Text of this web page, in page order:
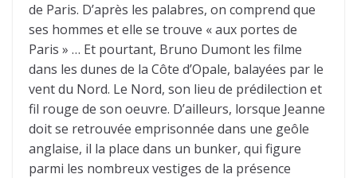
de Paris. D’après les palabres, on comprend que
ses hommes et elle se trouve « aux portes de
Paris » … Et pourtant, Bruno Dumont les filme
dans les dunes de la Côte d’Opale, balayées par le
vent du Nord. Le Nord, son lieu de prédilection et
fil rouge de son oeuvre. D’ailleurs, lorsque Jeanne
doit se retrouvée emprisonnée dans une geôle
anglaise, il la place dans un bunker, qui figure
parmi les nombreux vestiges de la présence